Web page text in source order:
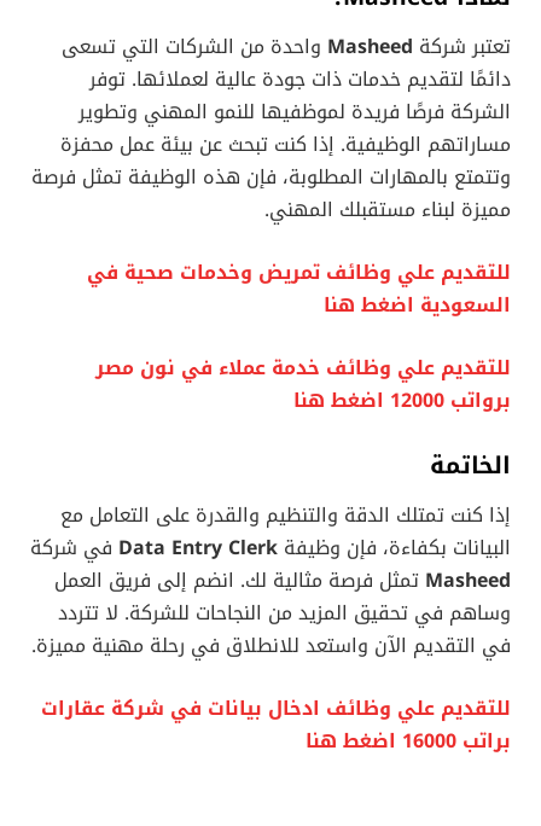
تعتبر شركة Masheed واحدة من الشركات التي تسعى
دائمًا لتقديم خدمات ذات جودة عالية لعملائها. توفر
الشركة فرصًا فريدة لموظفيها للنمو المهني وتطوير
مساراتهم الوظيفية. إذا كنت تبحث عن بيئة عمل محفزة
وتتمتع بالمهارات المطلوبة، فإن هذه الوظيفة تمثل فرصة
مميزة لبناء مستقبلك المهني.
للتقديم علي وظائف تمريض وخدمات صحية في
السعودية اضغط هنا
للتقديم علي وظائف خدمة عملاء في نون مصر
برواتب 12000 اضغط هنا
الخاتمة
إذا كنت تمتلك الدقة والتنظيم والقدرة على التعامل مع
البيانات بكفاءة، فإن وظيفة Data Entry Clerk في شركة
Masheed تمثل فرصة مثالية لك. انضم إلى فريق العمل
وساهم في تحقيق المزيد من النجاحات للشركة. لا تتردد
في التقديم الآن واستعد للانطلاق في رحلة مهنية مميزة.
للتقديم علي وظائف ادخال بيانات في شركة عقارات
براتب 16000 اضغط هنا